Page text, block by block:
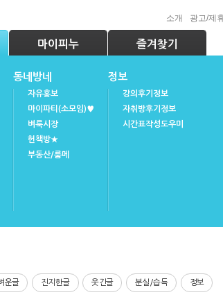
소개 광고/제
마이피누 즐겨찾기
동네방네
자유홍보
마이파티(소모임)♥
벼룩시장
헌책방★
부동산/룸메
정보
강의후기정보
자취방후기정보
시간표작성도우미
운글 진지한글 웃긴글 분실/습득 정보